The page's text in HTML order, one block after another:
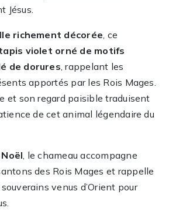
Jésus.
richement décorée , ce
violet orné de motifs
de dorures , rappelant les
apportés par les Rois Mages.
et son regard paisible traduisent
de cet animal légendaire du
, le chameau accompagne
des Rois Mages et rappelle
venus d’Orient pour